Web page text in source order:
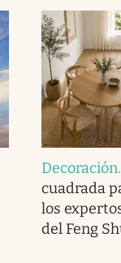
Decoración.
cuadrada
los
del Feng